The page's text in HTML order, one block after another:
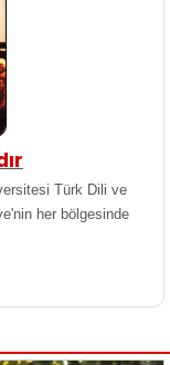
Türk Dili ve
her bölgesinde